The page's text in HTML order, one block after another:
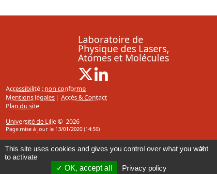
Laboratoire de
Physique des Lasers,
Atomes et Molécules
X ( Nouvelle fenêtre)
Accessibilité : non conforme
Mentions légales | Accès & Contact
Plan du site
Université de Lille© 2026
Page mise à jour le 13/01/2020 (14:56)
X
This site uses cookies and gives you control over what you want
to activate
OK, accept all
Privacy policy